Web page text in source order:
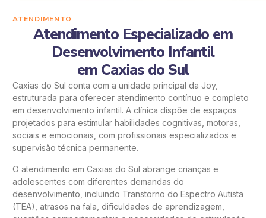
ATENDIMENTO
Atendimento Especializado em
Desenvolvimento Infantil
em Caxias do Sul
Caxias do Sul conta com a unidade principal da Joy,
estruturada para oferecer atendimento contínuo e completo
em desenvolvimento infantil. A clínica dispõe de espaços
projetados para estimular habilidades cognitivas, motoras,
sociais e emocionais, com profissionais especializados e
supervisão técnica permanente.
O atendimento em Caxias do Sul abrange crianças e
adolescentes com diferentes demandas do
desenvolvimento, incluindo Transtorno do Espectro Autista
(TEA), atrasos na fala, dificuldades de aprendizagem,